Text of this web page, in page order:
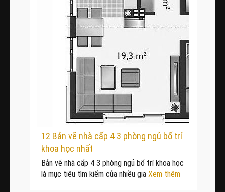
12 Bản vẽ nhà cấp 4 3 phòng ngủ bố trí
khoa học nhất
Bản vẽ nhà cấp 4 3 phòng ngủ bố trí khoa học
là mục tiêu tìm kiếm của nhiều gia Xem thêm